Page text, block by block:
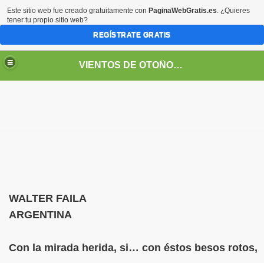
VIENTOS DE OTOÑO POR FANNY JEM WONG
WALTER FAILA
ARGENTINA
Con la mirada herida, si… con éstos besos rotos,
Este sitio web fue creado gratuitamente con PaginaWebGratis.es. ¿Quieres
tener tu propio sitio web?
REGÍSTRATE GRATIS